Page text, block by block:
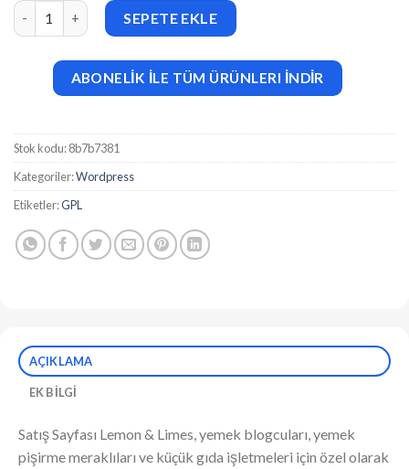
Lemon & Limes (v2.9.0) Personal Food Blog WordPress Theme
SEPETE EKLE
ABONELİK İLE TÜM ÜRÜNLERI İNDİR
Stok kodu:8b7b7381
Kategoriler:Wordpress
Etiketler:GPL
AÇIKLAMA
EK BILGI
Satış Sayfası Lemon & Limes, yemek blogcuları, yemek
pişirme meraklıları ve küçük gıda işletmeleri için özel olarak